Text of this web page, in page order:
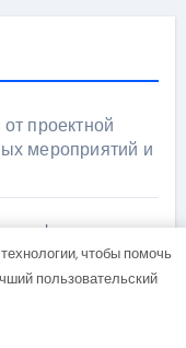
проектной
мероприятий и
бра в виде
чтобы помочь
пользовательский